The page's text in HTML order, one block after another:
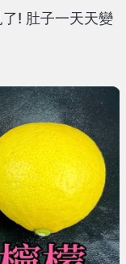
! 肚子一天天變